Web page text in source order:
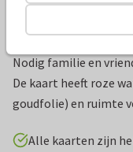
Nodig familie en
De kaart heeft roze
goudfolie) en ruimte
Alle kaarten zijn